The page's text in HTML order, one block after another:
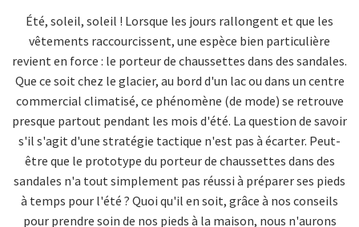
Été, soleil, soleil ! Lorsque les jours rallongent et que les
vêtements raccourcissent, une espèce bien particulière
revient en force : le porteur de chaussettes dans des sandales.
Que ce soit chez le glacier, au bord d'un lac ou dans un centre
commercial climatisé, ce phénomène (de mode) se retrouve
presque partout pendant les mois d'été. La question de savoir
s'il s'agit d'une stratégie tactique n'est pas à écarter. Peut-
être que le prototype du porteur de chaussettes dans des
sandales n'a tout simplement pas réussi à préparer ses pieds
à temps pour l'été ? Quoi qu'il en soit, grâce à nos conseils
pour prendre soin de nos pieds à la maison, nous n'aurons